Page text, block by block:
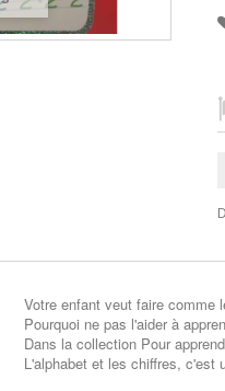
Votre enfant veut faire comme
Pourquoi ne pas l'aider à
Dans la collection Pour
L'alphabet et les chiffres, c'est